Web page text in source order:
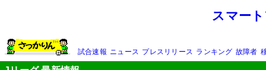
スマー
試合速報 ニュース プレスリリース ランキング 故障者